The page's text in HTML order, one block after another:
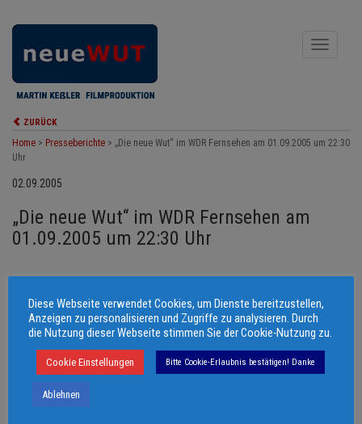
Toggle
ZURÜCK
Home > Presseberichte > „Die neue Wut“ im WDR Fernsehen am 01.09.2005 um 22:30
Uhr
02.09.2005
„Die neue Wut“ im WDR Fernsehen am
01.09.2005 um 22:30 Uhr
Ein Dokumentarfilm über Arbeitslosenschicksale in Deutschland”
© 2006 - 2026 Martin Keßler Filmproduktion
Diese Webseite verwendet Cookies, um Dienste bereitzustellen,
Anzeigen zu personalisieren und Zugriffe zu analysieren. Durch
die Nutzung dieser Webseite stimmen Sie der Cookie-Nutzung zu.
Cookie Einstellungen Bitte Cookie-Erlaubnis bestätigen! Danke
Ablehnen